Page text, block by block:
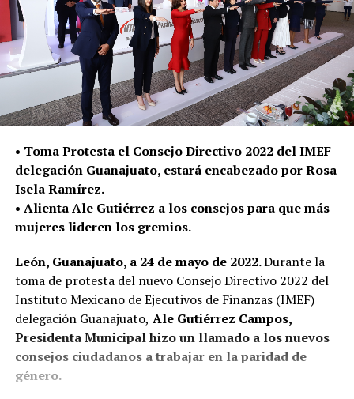
• Toma Protesta el Consejo Directivo 2022 del IMEF
delegación Guanajuato, estará encabezado por Rosa
Isela Ramírez.
• Alienta Ale Gutiérrez a los consejos para que más
mujeres lideren los gremios.
León, Guanajuato, a 24 de mayo de 2022.Durante la
toma de protesta del nuevo Consejo Directivo 2022 del
Instituto Mexicano de Ejecutivos de Finanzas (IMEF)
delegación Guanajuato, Ale Gutiérrez Campos,
Presidenta Municipal hizo un llamado a los nuevos
consejos ciudadanos a trabajar en la paridad de
género.